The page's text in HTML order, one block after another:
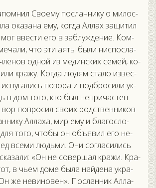
Сво­ему пос­ланни­ку о ми­лос­
ока­зана ему, ког­да Ал­лах за­щитил
мог ввес­ти его в заб­лужде­ние. Ком­
что эти а­яты бы­ли нис­посла­
од­ной из ме­дин­ских се­мей, ко­
кра­жу. Ког­да лю­дям ста­ло из­вес­
по­зора и под­бро­сили ук­
в дом то­го, кто был неп­ри­час­тен
вор поп­ро­сил сво­их родс­твен­ни­ков
Ал­ла­ха, мир ему и бла­гос­ло­
то­го, что­бы он объ­явил его не­
все­ми людь­ми. Они сог­ла­сились
«Он не со­вер­шал кра­жи. Кра­
в чь­ем до­ме бы­ла най­де­на ук­ра­
же не­вино­вен». Пос­ланник Ал­ла­